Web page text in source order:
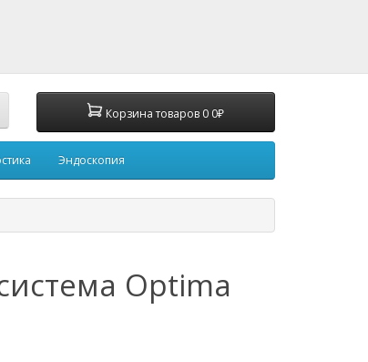
Корзинатоваров 0 0₽
Эндоскопия
Optima